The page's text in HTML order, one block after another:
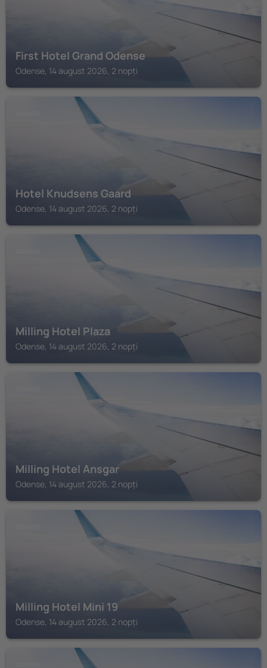
First Hotel Grand Odense
Odense, 14 august 2026, 2 nopți
Hotel Knudsens Gaard
Odense, 14 august 2026, 2 nopți
Milling Hotel Plaza
Odense, 14 august 2026, 2 nopți
Milling Hotel Ansgar
Odense, 14 august 2026, 2 nopți
Milling Hotel Mini 19
Odense, 14 august 2026, 2 nopți